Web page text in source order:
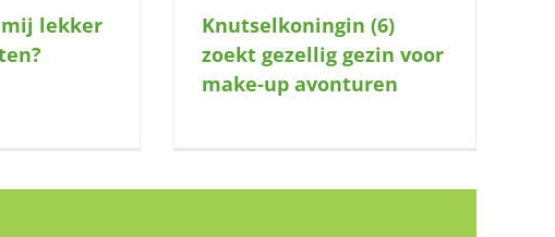
lekker
Knutselkoningin (6)
zoekt gezellig gezin voor
make-up avonturen